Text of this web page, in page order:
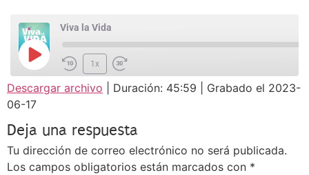
Viva la Vida
1x
SUSCRIBIR COMPARTIR
COMPARTIR
ENLACE
Descargar archivo Duración: 45:59
Grabado el 2023-
06-17
Deja una respuesta
Tu dirección de correo electrónico no será publicada.
Los campos obligatorios están marcados con *